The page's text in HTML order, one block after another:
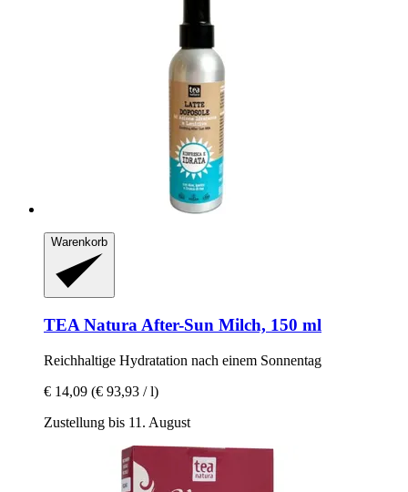
Warenkorb
TEA Natura After-​Sun Milch, 150 ml
Reichhaltige Hydratation nach einem Sonnentag
€ 14,09 (€ 93,93 / l)
Zustellung bis 11. August